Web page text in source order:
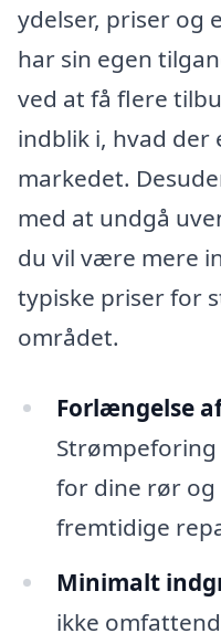
ydelser, priser og
har sin egen
ved at få flere
indblik i, hvad
markedet.
med at undgå
du vil være mere
typiske priser for
området.
Forlængelse
for dine rør
fremtidige
Minimalt
ikke